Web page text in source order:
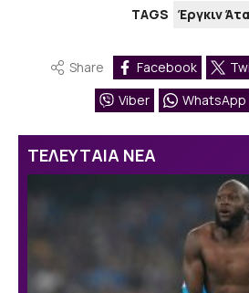
TAGS Έργκιν
Share Facebook
Viber
WhatsApp
ΤΕΛΕΥΤΑΙΑ ΝΕΑ